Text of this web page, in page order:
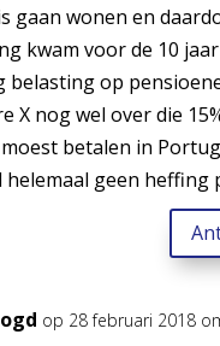
gaan wonen en
kwam voor de 10 jaar
belasting op
X nog wel over die
betalen in
helemaal geen heffing
op 28 februari 2018